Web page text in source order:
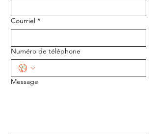
Courriel *
Numéro de téléphone
Message